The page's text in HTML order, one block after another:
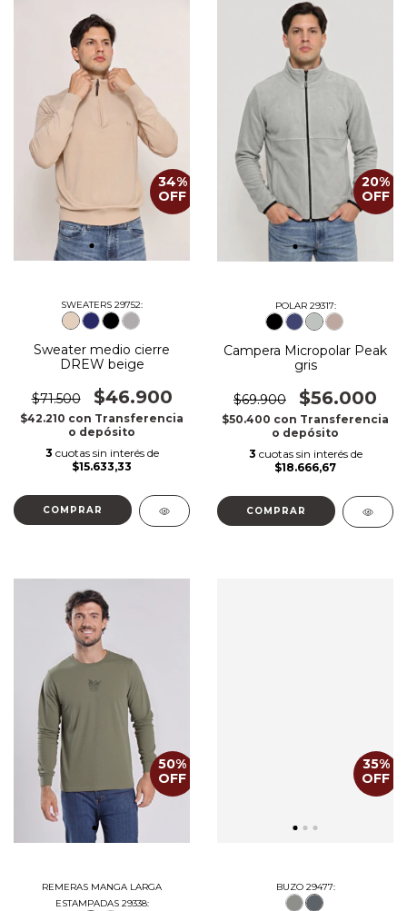
34%
OFF
SWEATERS 29752:
Sweater medio cierre
DREW beige
$71.500 $46.900
$42.210 con Transferencia
o depósito
3 cuotas sin interés de
$15.633,33
COMPRAR
20%
OFF
POLAR 29317:
Campera Micropolar Peak
gris
$69.900 $56.000
$50.400 con Transferencia
o depósito
3 cuotas sin interés de
$18.666,67
COMPRAR
50%
OFF
REMERAS MANGA LARGA
ESTAMPADAS 29338:
35%
OFF
BUZO 29477: